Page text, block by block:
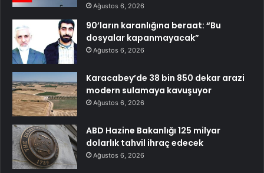
Ağustos 6, 2026
90’ların karanlığına beraat: “Bu
dosyalar kapanmayacak”
Ağustos 6, 2026
Karacabey’de 38 bin 850 dekar arazi
modern sulamaya kavuşuyor
Ağustos 6, 2026
ABD Hazine Bakanlığı 125 milyar
dolarlık tahvil ihraç edecek
Ağustos 6, 2026